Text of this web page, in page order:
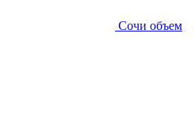
Сочи объем